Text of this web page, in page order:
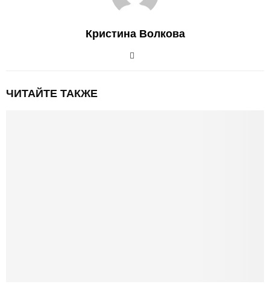
Кристина Волкова
ЧИТАЙТЕ ТАКЖЕ